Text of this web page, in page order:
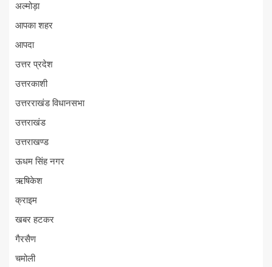
अल्मोड़ा
आपका शहर
आपदा
उत्तर प्रदेश
उत्तरकाशी
उत्तरराखंड विधानसभा
उत्तराखंड
उत्तराखण्ड
ऊधम सिंह नगर
ऋषिकेश
क्राइम
खबर हटकर
गैरसैण
चमोली